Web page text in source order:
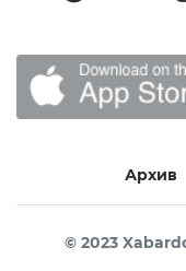
Архив
© 2023